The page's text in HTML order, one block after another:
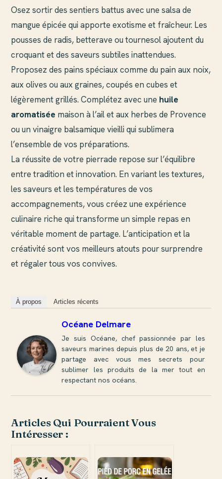
Osez sortir des sentiers battus avec une salsa de
mangue épicée qui apporte exotisme et fraîcheur. Les
pousses de radis, betterave ou tournesol ajoutent du
croquant et des saveurs subtiles inattendues.
Proposez des pains spéciaux comme du pain aux noix,
aux olives ou aux graines, coupés en cubes et
légèrement grillés. Complétez avec une huile
aromatisée maison à l’ail et aux herbes de Provence
ou un vinaigre balsamique vieilli qui sublimera
l’ensemble de vos préparations.
La réussite de votre pierrade repose sur l’équilibre
entre tradition et innovation. En variant les textures,
les saveurs et les températures de vos
accompagnements, vous créez une expérience
culinaire riche qui transforme un simple repas en
véritable moment de partage. L’anticipation et la
créativité sont vos meilleurs atouts pour surprendre
et régaler tous vos convives.
À propos Articles récents
Océane Delmare
Je suis Océane, chef passionnée par les
saveurs marines depuis plus de 20 ans, et je
partage avec vous mes secrets pour
sublimer les produits de la mer tout en
respectant nos océans.
Articles Qui Pourraient Vous
Intéresser :